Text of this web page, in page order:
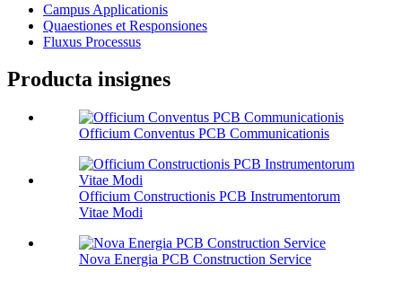
Campus Applicationis
Quaestiones et Responsiones
Fluxus Processus
Producta insignes
Officium Conventus PCB Communicationis
Officium Constructionis PCB Instrumentorum
Vitae Modi
Nova Energia PCB Construction Service